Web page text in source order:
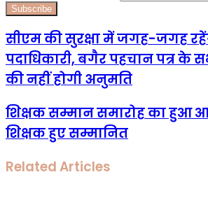
सीएम की सुरक्षा में जगह-जगह
पदाधिकारी, बगैर पहचान पत्र के
की नहीं होगी अनुमति
शिक्षक सम्मान समारोह का हुआ
शिक्षक हुए सम्मानित
Related Articles